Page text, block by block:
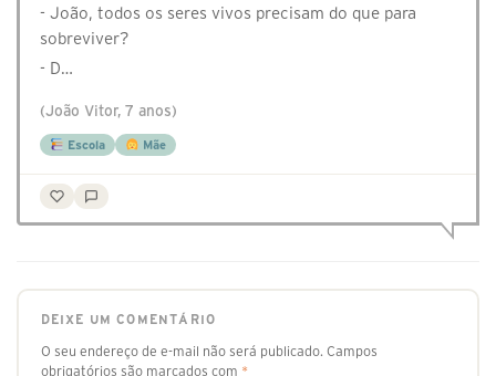
- João, todos os seres vivos precisam do que para
sobreviver?
- D…
(João Vitor, 7 anos)
Escola Mãe
DEIXE UM COMENTÁRIO
O seu endereço de e-mail não será publicado. Campos
obrigatórios são marcados com *